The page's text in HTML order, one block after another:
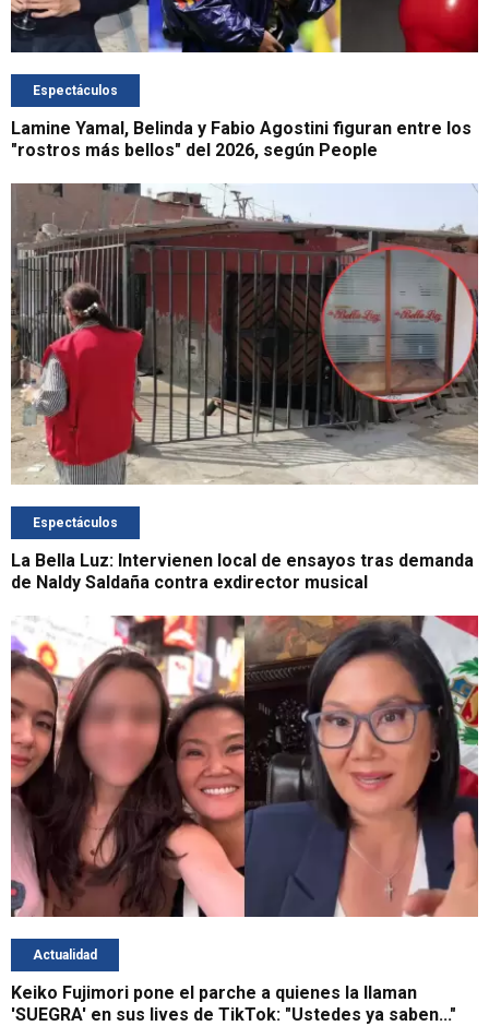
Espectáculos
Lamine Yamal, Belinda y Fabio Agostini figuran entre los
"rostros más bellos" del 2026, según People
Espectáculos
La Bella Luz: Intervienen local de ensayos tras demanda
de Naldy Saldaña contra exdirector musical
Actualidad
Keiko Fujimori pone el parche a quienes la llaman
'SUEGRA' en sus lives de TikTok: "Ustedes ya saben..."